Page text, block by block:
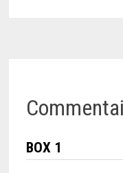
BOX 1